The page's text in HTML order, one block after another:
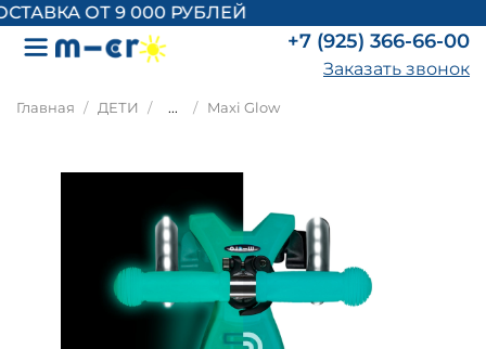
ОТ 9 000 РУБЛЕЙ
+7 (925) 366-66-00
Заказать звонок
Главная ДЕТИ ... Maxi Glow